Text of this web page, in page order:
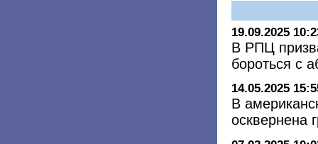
19.09.2025
В РПЦ
бороться с
14.05.2025
В
осквернена